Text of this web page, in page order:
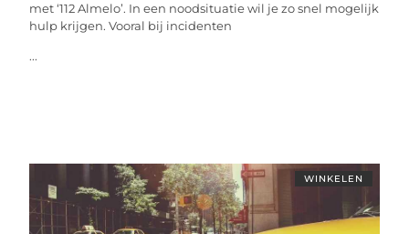
met ‘112 Almelo’. In een noodsituatie wil je zo snel mogelijk
hulp krijgen. Vooral bij incidenten
...
WINKELEN